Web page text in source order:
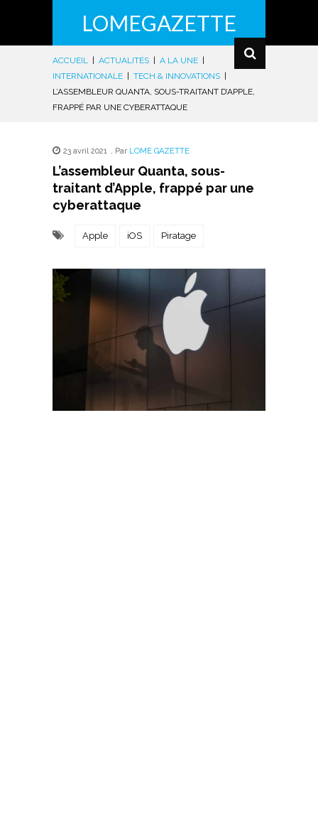
LOMEGAZETTE
ACCUEIL ACTUALITÉS A LA UNE
INTERNATIONALE
TECH & INNOVATIONS
L’ASSEMBLEUR QUANTA, SOUS-TRAITANT D’APPLE,
FRAPPÉ PAR UNE CYBERATTAQUE
23 avril 2021 , Par LOME GAZETTE
L’assembleur Quanta, sous-
traitant d’Apple, frappé par une
cyberattaque
Apple iOS Piratage